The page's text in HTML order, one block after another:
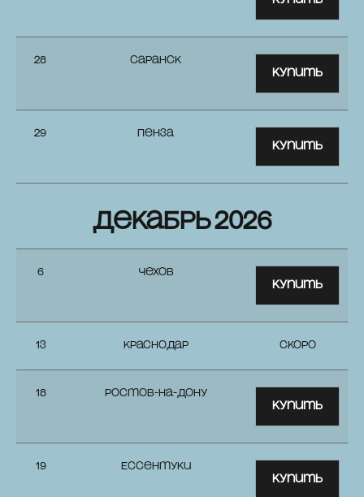
28 Саранск
Купить
29 Пенза
Купить
декабрь 2026
6 Чехов
Купить
13 Краснодар скоро
18 Ростов-на-Дону
Купить
19 Ессентуки
Купить